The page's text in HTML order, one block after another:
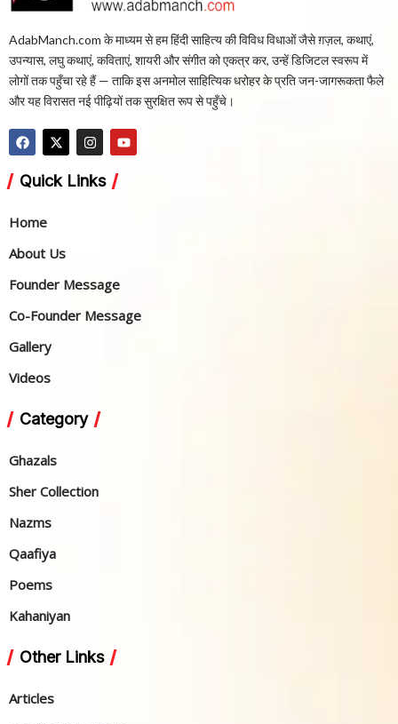
AdabManch.com के माध्यम से हम हिंदी साहित्य की विविध विधाओं जैसे ग़ज़ल, कथाएं,
उपन्यास, लघु कथाएं, कविताएं, शायरी और संगीत को एकत्र कर, उन्हें डिजिटल स्वरूप में
लोगों तक पहुँचा रहे हैं — ताकि इस अनमोल साहित्यिक धरोहर के प्रति जन-जागरूकता फैले
और यह विरासत नई पीढ़ियों तक सुरक्षित रूप से पहुँचे।
Quick Links
Home
About Us
Founder Message
Co-Founder Message
Gallery
Videos
Category
Ghazals
Sher Collection
Nazms
Qaafiya
Poems
Kahaniyan
Other Links
Articles